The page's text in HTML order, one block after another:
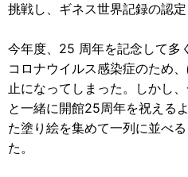
挑戦し、ギネス世界記録の認定
今年度、25 周年を記念して多
コロナウイルス感染症のため
止になってしまった。しかし
と一緒に開館25周年を祝える
た塗り絵を集めて一列に並べ
た。